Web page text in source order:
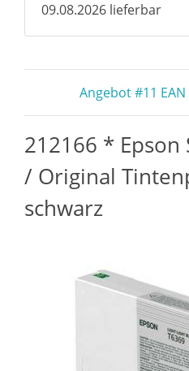
09.08.2026 lieferbar
Angebot #11
212166 * Epson
/ Original
schwarz